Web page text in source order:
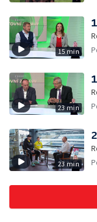
15 min
23 min
23 min